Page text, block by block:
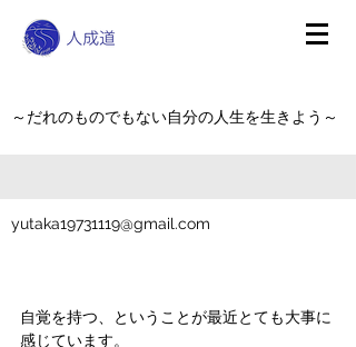
～だれのものでもない自分の人生を生きよう～
yutaka19731119@gmail.com
自覚を持つ、ということが最近とても大事に
感じています。